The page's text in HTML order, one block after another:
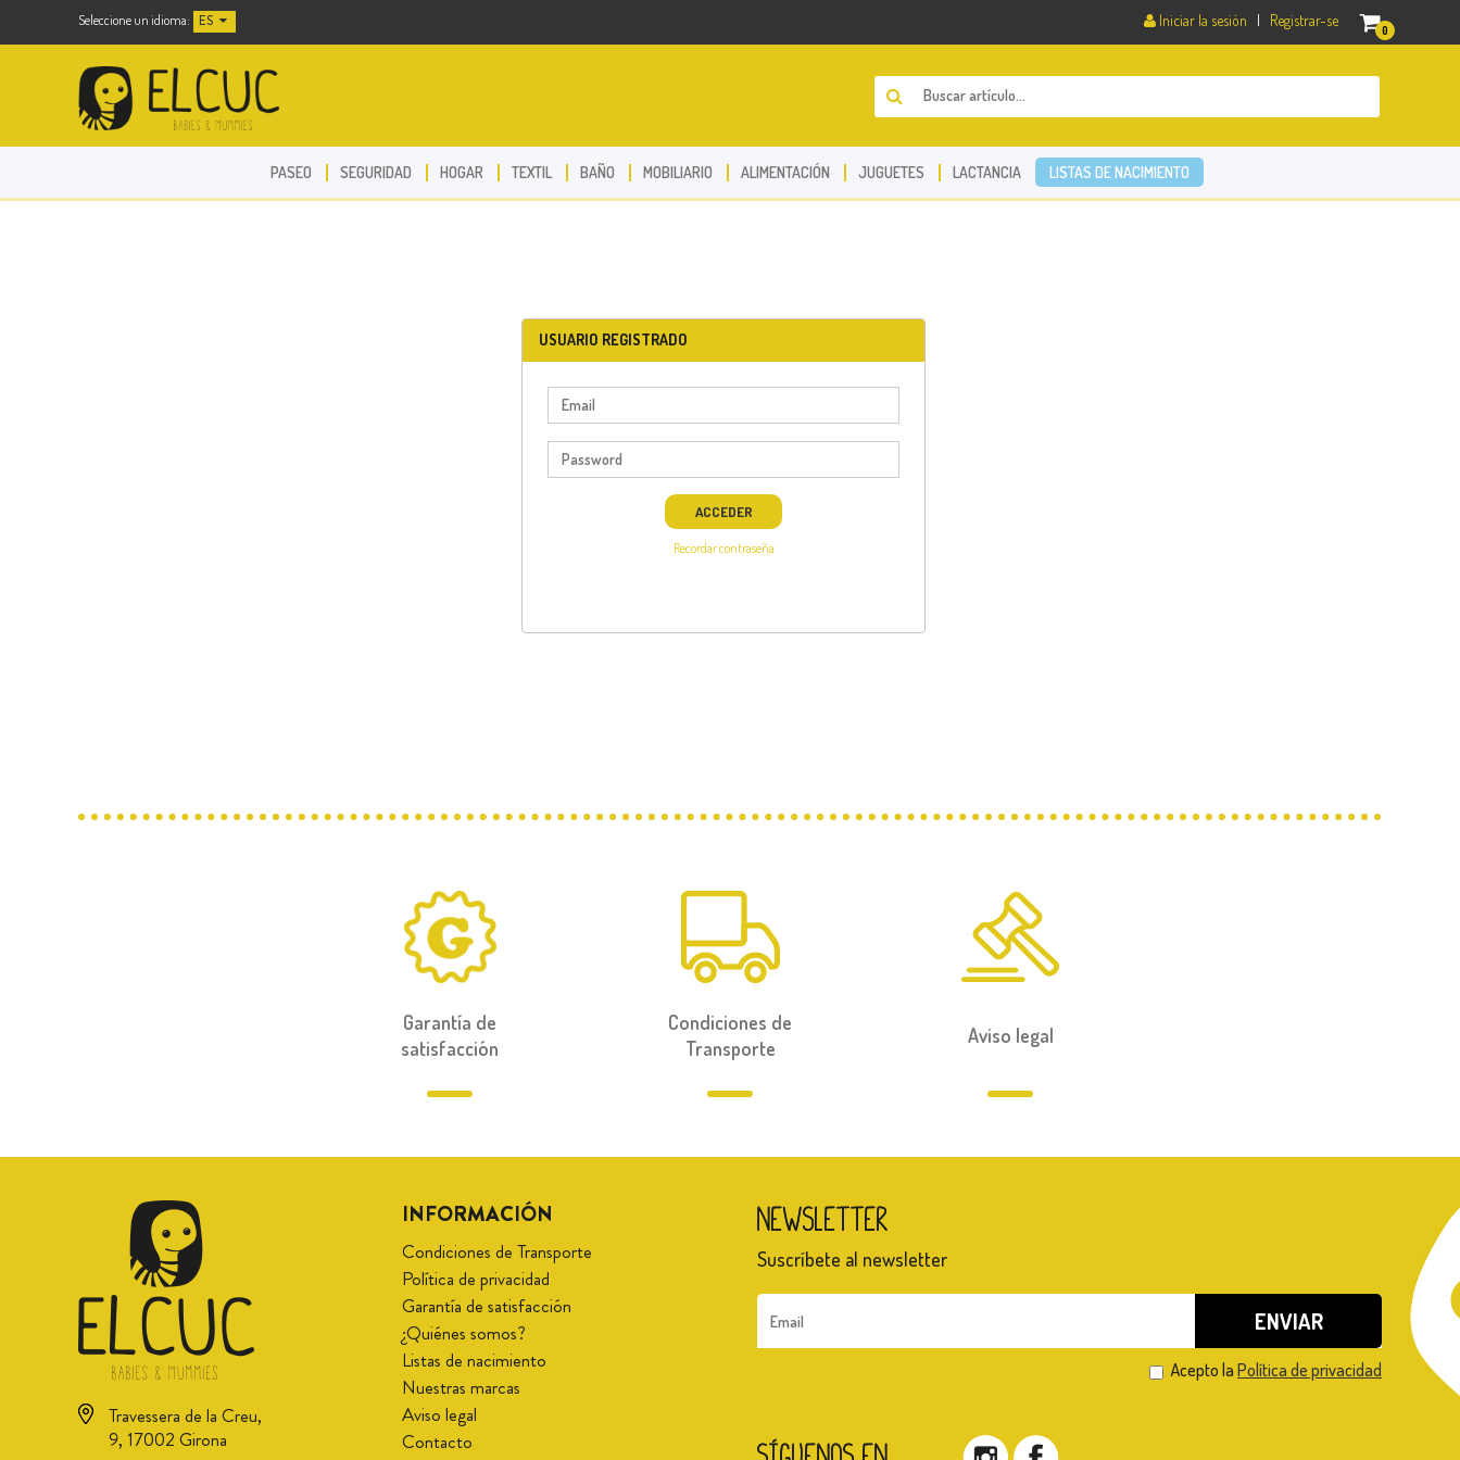
Seleccione un idioma: ES 0
Iniciar la sesión | Registrar-se
PASEO SEGURIDAD HOGAR TEXTIL BAÑO MOBILIARIO ALIMENTACIÓN JUGUETES LACTANCIA LISTAS DE NACIMIENTO
USUARIO REGISTRADO
ACCEDER
Recordar contraseña
Garantía de
satisfacción
Condiciones de
Transporte
Aviso legal
Travessera de la Creu,
9, 17002 Girona
INFORMACIÓN
Condiciones de Transporte
Política de privacidad
Garantía de satisfacción
¿Quiénes somos?
Listas de nacimiento
Nuestras marcas
Aviso legal
Contacto
Newsletter
Suscríbete al newsletter
Acepto la Política de privacidad